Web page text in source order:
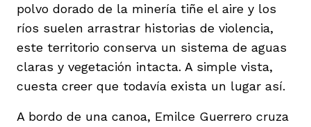
polvo dorado de la minería tiñe el aire y los
ríos suelen arrastrar historias de violencia,
este territorio conserva un sistema de aguas
claras y vegetación intacta. A simple vista,
cuesta creer que todavía exista un lugar así.
A bordo de una canoa, Emilce Guerrero cruza